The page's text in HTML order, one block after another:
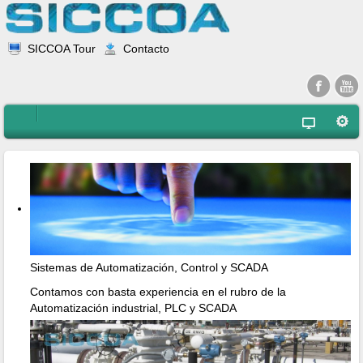
SICCOA Tour Contacto
Sistemas de Automatización, Control y SCADA
Contamos con basta experiencia en el rubro de la
Automatización industrial, PLC y SCADA